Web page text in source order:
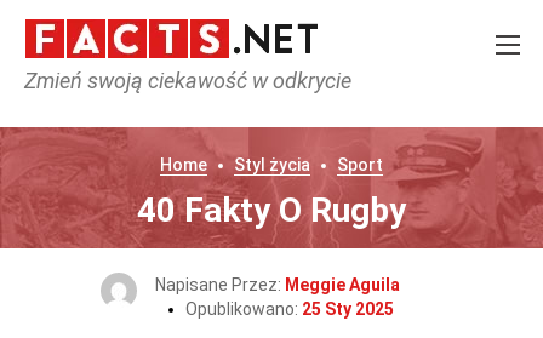
Zmień swoją ciekawość w odkrycie
Home Styl życia Sport
40 Fakty O Rugby
Napisane Przez: Meggie Aguila
Opublikowano: 25 Sty 2025